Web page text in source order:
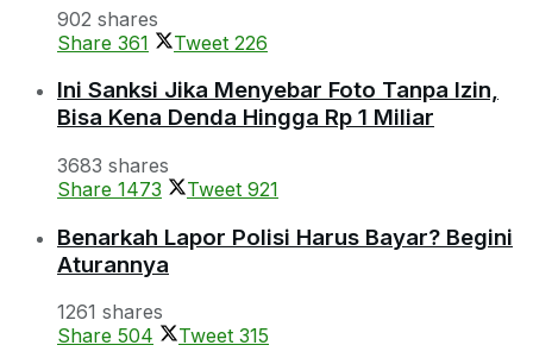
902 shares
Share 361 Tweet 226
Ini Sanksi Jika Menyebar Foto Tanpa Izin,
Bisa Kena Denda Hingga Rp 1 Miliar
3683 shares
Share 1473 Tweet 921
Benarkah Lapor Polisi Harus Bayar? Begini
Aturannya
1261 shares
Share 504 Tweet 315